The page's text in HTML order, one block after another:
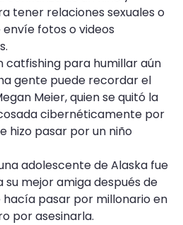
tener relaciones sexuales o
fotos o videos
catfishing para humillar aún
gente puede recordar el
Meier, quien se quitó la
cibernéticamente por
hizo pasar por un niño
adolescente de Alaska fue
mejor amiga después de
hacía pasar por millonario en
por asesinarla.